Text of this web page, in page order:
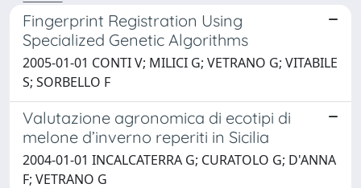
Fingerprint Registration Using
Specialized Genetic Algorithms
2005-01-01 CONTI V; MILICI G; VETRANO G; VITABILE
S; SORBELLO F
Valutazione agronomica di ecotipi di
melone d’inverno reperiti in Sicilia
2004-01-01 INCALCATERRA G; CURATOLO G; D'ANNA
F; VETRANO G